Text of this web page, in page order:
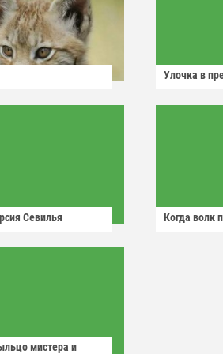
Улочка в
Севилья Когда волк
мистера и